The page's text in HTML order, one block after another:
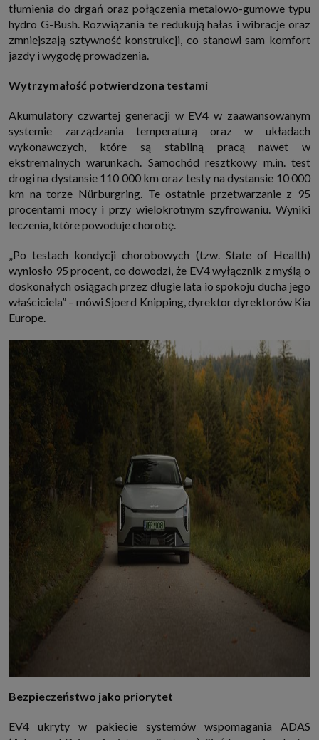
tłumienia do drgań oraz połączenia metalowo-gumowe typu
hydro G-Bush. Rozwiązania te redukują hałas i wibracje oraz
zmniejszają sztywność konstrukcji, co stanowi sam komfort
jazdy i wygodę prowadzenia.
Wytrzymałość potwierdzona testami
Akumulatory czwartej generacji w EV4 w zaawansowanym
systemie zarządzania temperaturą oraz w układach
wykonawczych, które są stabilną pracą nawet w
ekstremalnych warunkach. Samochód resztkowy m.in. test
drogi na dystansie 110 000 km oraz testy na dystansie 10 000
km na torze Nürburgring. Te ostatnie przetwarzanie z 95
procentami mocy i przy wielokrotnym szyfrowaniu. Wyniki
leczenia, które powoduje chorobę.
„Po testach kondycji chorobowych (tzw. State of Health)
wyniosło 95 procent, co dowodzi, że EV4 wyłącznik z myślą o
doskonałych osiągach przez długie lata io spokoju ducha jego
właściciela” – mówi Sjoerd Knipping, dyrektor dyrektorów Kia
Europe.
Bezpieczeństwo jako priorytet
EV4 ukryty w pakiecie systemów wspomagania ADAS